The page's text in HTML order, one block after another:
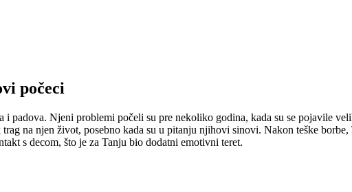
počeci
padova. Njeni problemi počeli su pre nekoliko godina, kada su se pojavile
na njen život, posebno kada su u pitanju njihovi sinovi. Nakon teške
s decom, što je za Tanju bio dodatni emotivni teret.